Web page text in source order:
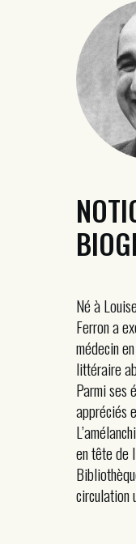
Né à
Ferron a
médecin
littéraire
Parmi ses
appréciés
en tête de
circulation